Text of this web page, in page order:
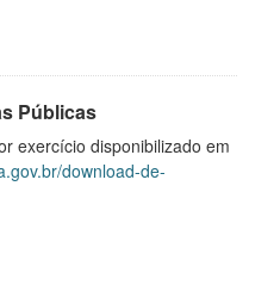
Públicas
exercício disponibilizado em
download-de-